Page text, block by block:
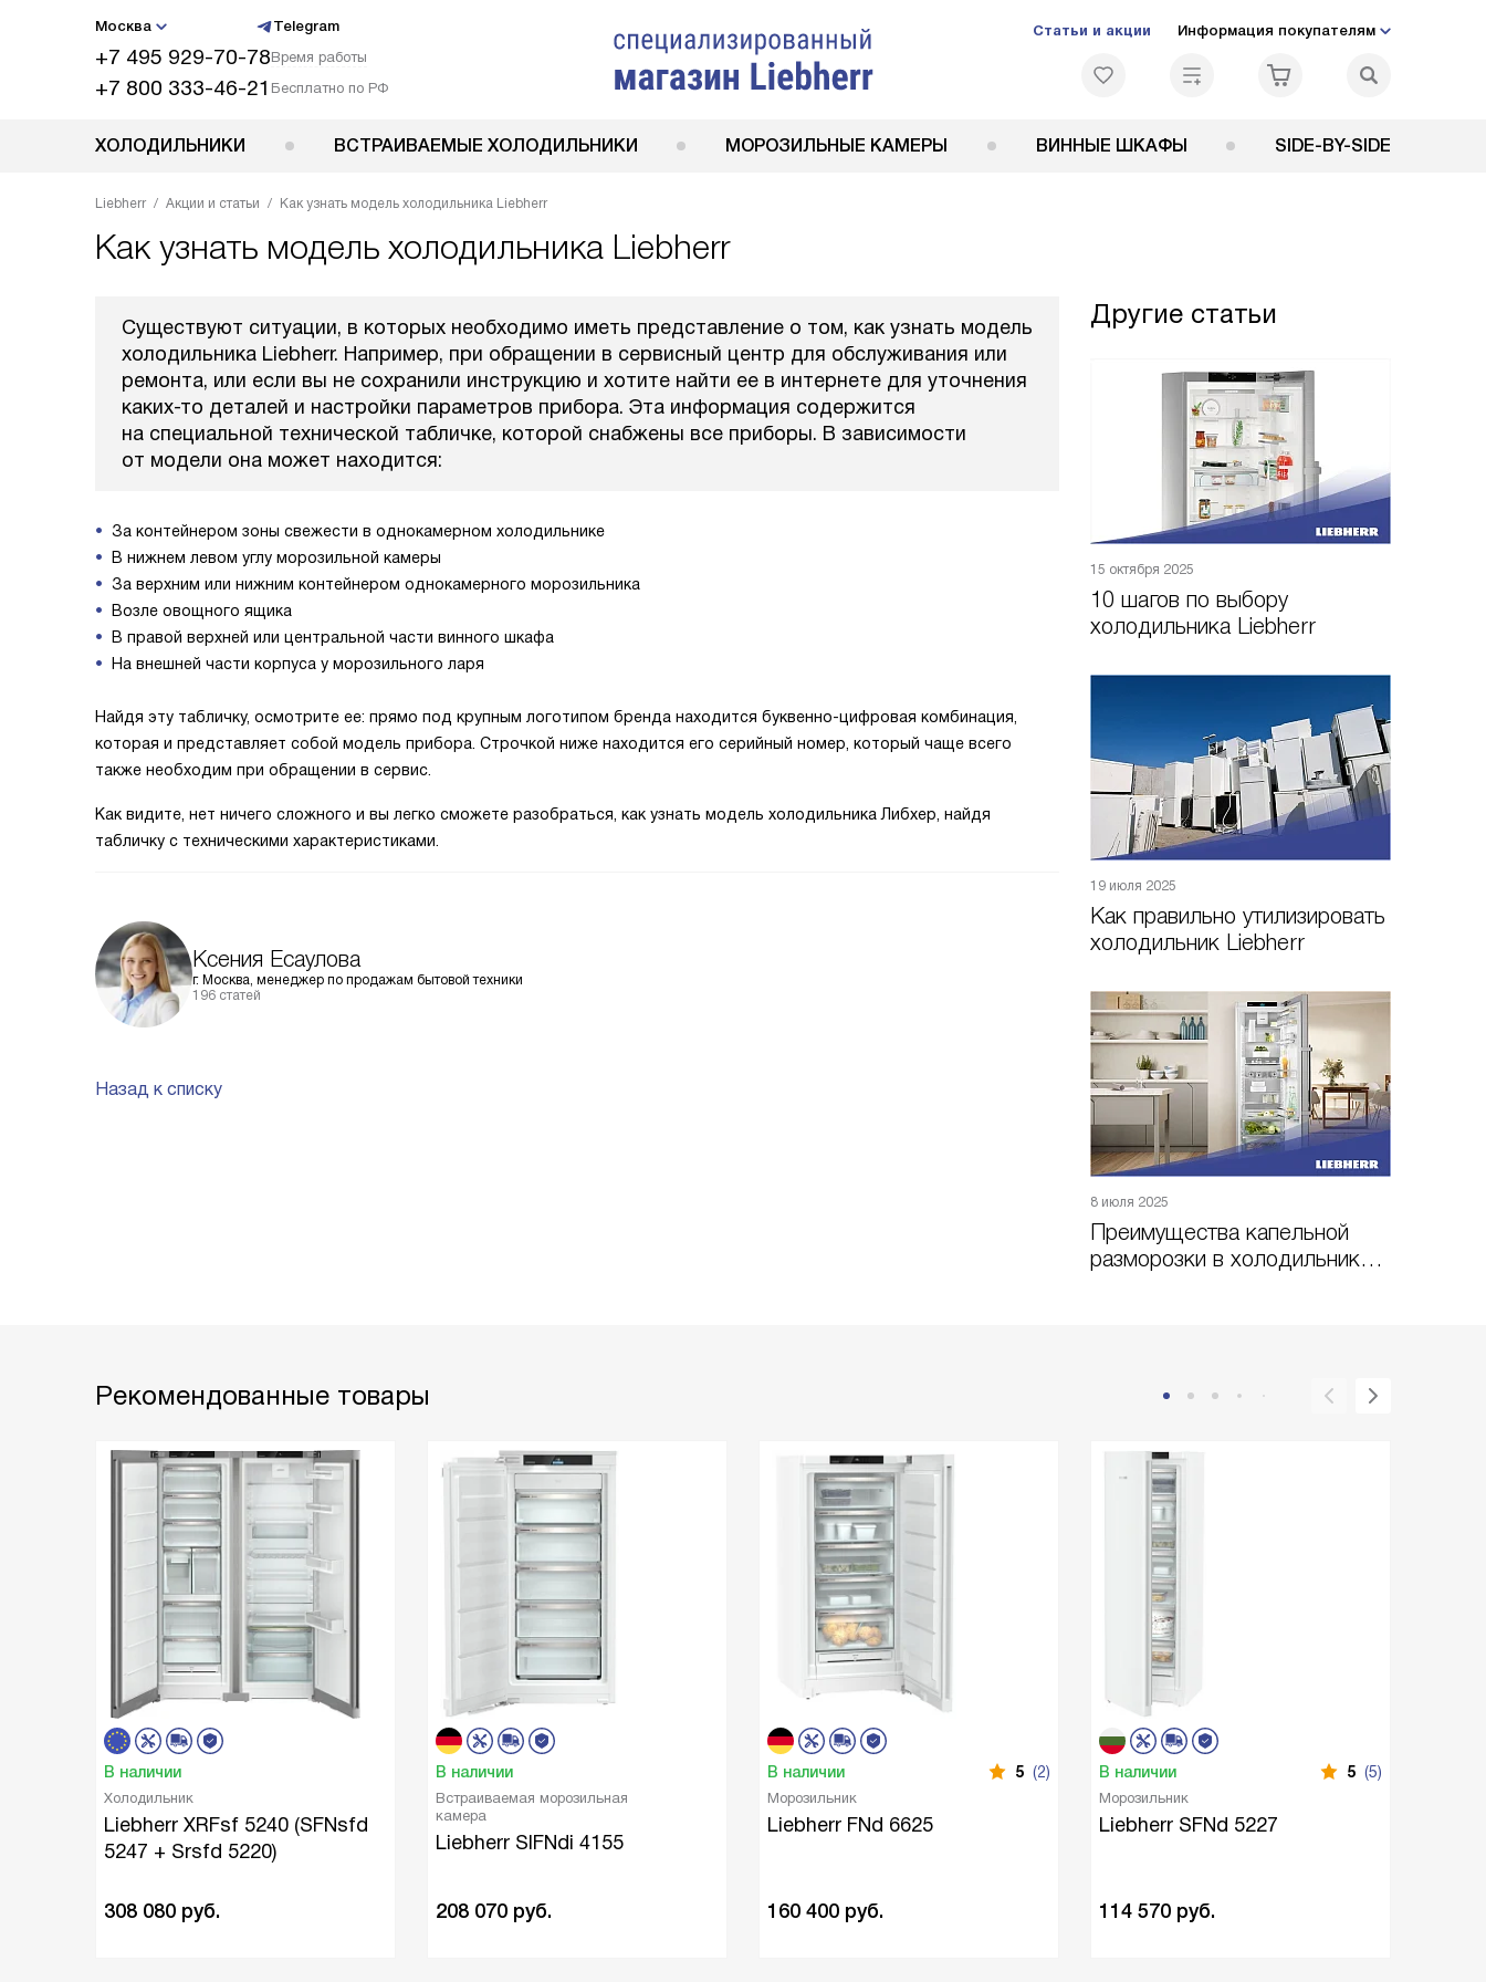
Москва Telegram
+7 495 929-70-78Время работы
+7 800 333-46-21 Бесплатно по РФ
Статьи и акции Информация покупателям
ХОЛОДИЛЬНИКИ ВСТРАИВАЕМЫЕ ХОЛОДИЛЬНИКИ МОРОЗИЛЬНЫЕ КАМЕРЫ ВИННЫЕ ШКАФЫ SIDE-BY-SIDE
Liebherr Акции и статьи Как узнать модель холодильника Liebherr
Как узнать модель холодильника Liebherr
Существуют ситуации, в которых необходимо иметь представление о том, как узнать модель
холодильника Liebherr. Например, при обращении в сервисный центр для обслуживания или
ремонта, или если вы не сохранили инструкцию и хотите найти ее в интернете для уточнения
каких-то деталей и настройки параметров прибора. Эта информация содержится
на специальной технической табличке, которой снабжены все приборы. В зависимости
от модели она может находится:
За контейнером зоны свежести в однокамерном холодильнике
В нижнем левом углу морозильной камеры
За верхним или нижним контейнером однокамерного морозильника
Возле овощного ящика
В правой верхней или центральной части винного шкафа
На внешней части корпуса у морозильного ларя
Найдя эту табличку, осмотрите ее: прямо под крупным логотипом бренда находится буквенно-цифровая комбинация,
которая и представляет собой модель прибора. Строчкой ниже находится его серийный номер, который чаще всего
также необходим при обращении в сервис.
Как видите, нет ничего сложного и вы легко сможете разобраться, как узнать модель холодильника Либхер, найдя
табличку с техническими характеристиками.
Ксения Есаулова
г. Москва, менеджер по продажам бытовой техники
196 статей
Назад к списку
Другие статьи
15 октября 2025
10 шагов по выбору
холодильника Liebherr
19 июля 2025
Как правильно утилизировать
холодильник Liebherr
8 июля 2025
Преимущества капельной
разморозки в холодильниках
Рекомендованные товары
В наличии
Холодильник
Liebherr XRFsf 5240 (SFNsfd
5247 + Srsfd 5220)
308 080 руб.
В наличии
Встраиваемая морозильная
камера
Liebherr SIFNdi 4155
208 070 руб.
В наличии 5 (2)
Морозильник
Liebherr FNd 6625
160 400 руб.
В наличии 5 (5)
Морозильник
Liebherr SFNd 5227
114 570 руб.